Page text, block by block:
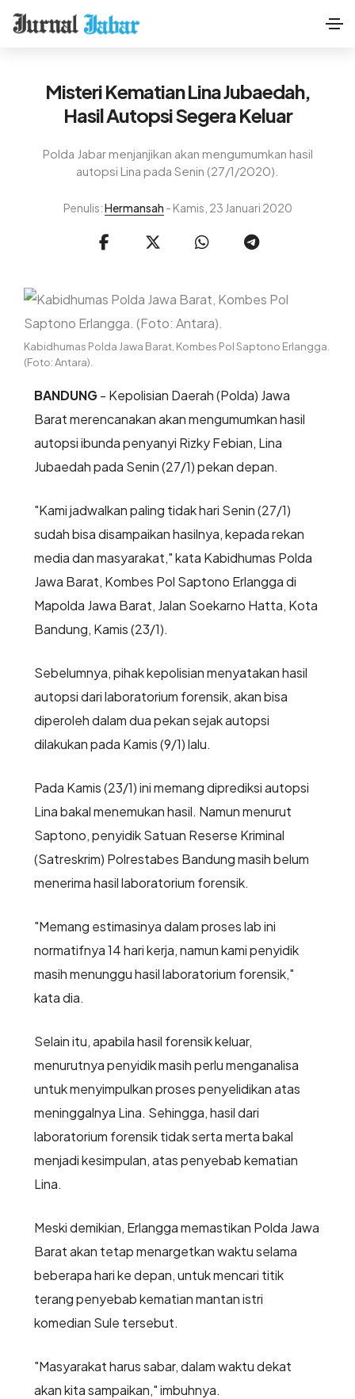
Misteri Kematian Lina Jubaedah,
Hasil Autopsi Segera Keluar
Polda Jabar menjanjikan akan mengumumkan hasil
autopsi Lina pada Senin (27/1/2020).
Penulis:Hermansah - Kamis, 23 Januari 2020
Kabidhumas Polda Jawa Barat, Kombes Pol Saptono Erlangga.
(Foto: Antara).
BANDUNG- Kepolisian Daerah (Polda) Jawa
Barat merencanakan akan mengumumkan hasil
autopsi ibunda penyanyi Rizky Febian, Lina
Jubaedah pada Senin (27/1) pekan depan.
"Kami jadwalkan paling tidak hari Senin (27/1)
sudah bisa disampaikan hasilnya, kepada rekan
media dan masyarakat," kata Kabidhumas Polda
Jawa Barat, Kombes Pol Saptono Erlangga di
Mapolda Jawa Barat, Jalan Soekarno Hatta, Kota
Bandung, Kamis (23/1).
Sebelumnya, pihak kepolisian menyatakan hasil
autopsi dari laboratorium forensik, akan bisa
diperoleh dalam dua pekan sejak autopsi
dilakukan pada Kamis (9/1) lalu.
Pada Kamis (23/1) ini memang diprediksi autopsi
Lina bakal menemukan hasil. Namun menurut
Saptono, penyidik Satuan Reserse Kriminal
(Satreskrim) Polrestabes Bandung masih belum
menerima hasil laboratorium forensik.
"Memang estimasinya dalam proses lab ini
normatifnya 14 hari kerja, namun kami penyidik
masih menunggu hasil laboratorium forensik,"
kata dia.
Selain itu, apabila hasil forensik keluar,
menurutnya penyidik masih perlu menganalisa
untuk menyimpulkan proses penyelidikan atas
meninggalnya Lina. Sehingga, hasil dari
laboratorium forensik tidak serta merta bakal
menjadi kesimpulan, atas penyebab kematian
Lina.
Meski demikian, Erlangga memastikan Polda Jawa
Barat akan tetap menargetkan waktu selama
beberapa hari ke depan, untuk mencari titik
terang penyebab kematian mantan istri
komedian Sule tersebut.
"Masyarakat harus sabar, dalam waktu dekat
akan kita sampaikan," imbuhnya.